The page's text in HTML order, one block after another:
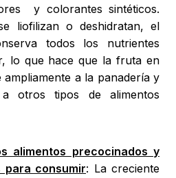
y colorantes sintéticos.
liofilizan o deshidratan, el
todos los nutrientes
lo que hace que la fruta en
a la panadería y
tipos de alimentos
alimentos precocinados y
para consumir: La creciente